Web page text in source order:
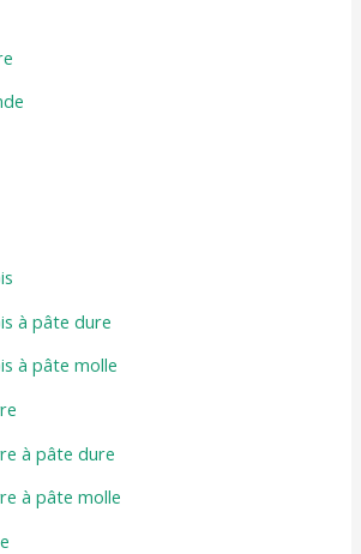
à pâte dure
à pâte molle
à pâte dure
à pâte molle